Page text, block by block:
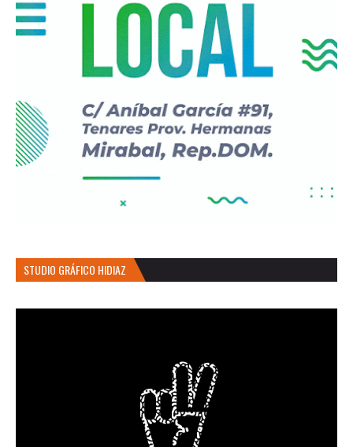
STUDIO GRÁFICO HIDIAZ